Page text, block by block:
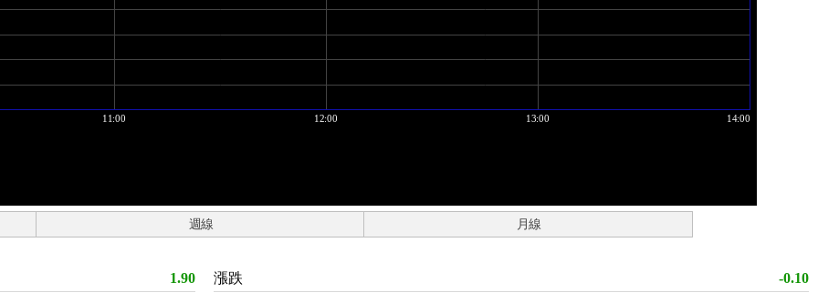
週線 月線
1.90 漲跌 -0.10